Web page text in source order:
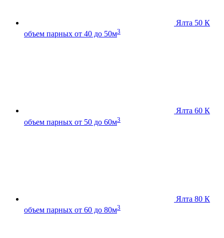
Ялта 50 К
объем парных от 40 до 50м3
Ялта 60 К
объем парных от 50 до 60м3
Ялта 80 К
объем парных от 60 до 80м3